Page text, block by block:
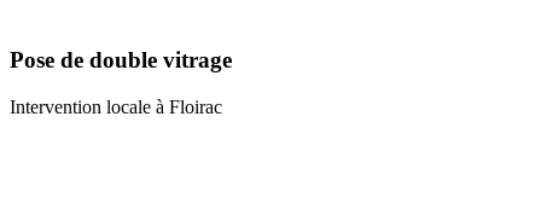
Pose de double vitrage
Intervention locale à Floirac